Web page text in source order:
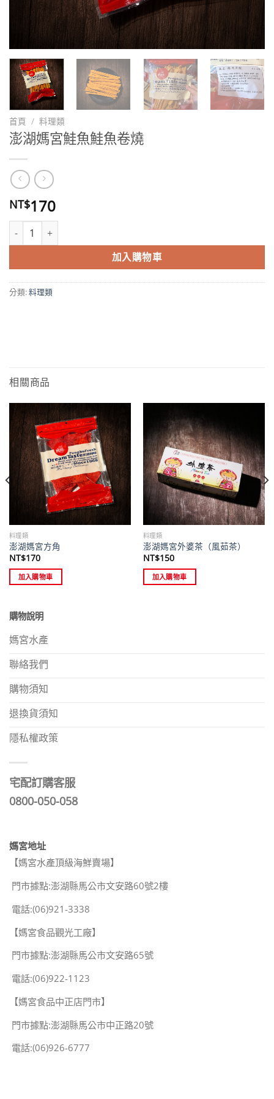
首頁 / 料理類
澎湖媽宮鮭魚鮭魚卷燒
NT$170
澎湖媽宮鮭魚鮭魚卷燒 數量
加入購物車
分類:料理類
相關商品
料理類
澎湖媽宮方角
NT$170
加入購物車
料理類
澎湖媽宮外婆茶（風茹茶）
NT$150
加入購物車
購物說明
媽宮水產
聯絡我們
購物須知
退換貨須知
隱私權政策
宅配訂購客服
0800-050-058
媽宮地址
【媽宮水產頂級海鮮賣場】
門市據點:澎湖縣馬公市文安路60號2樓
電話:(06)921-3338
【媽宮食品觀光工廠】
門市據點:澎湖縣馬公市文安路65號
電話:(06)922-1123
【媽宮食品中正店門市】
門市據點:澎湖縣馬公市中正路20號
電話:(06)926-6777